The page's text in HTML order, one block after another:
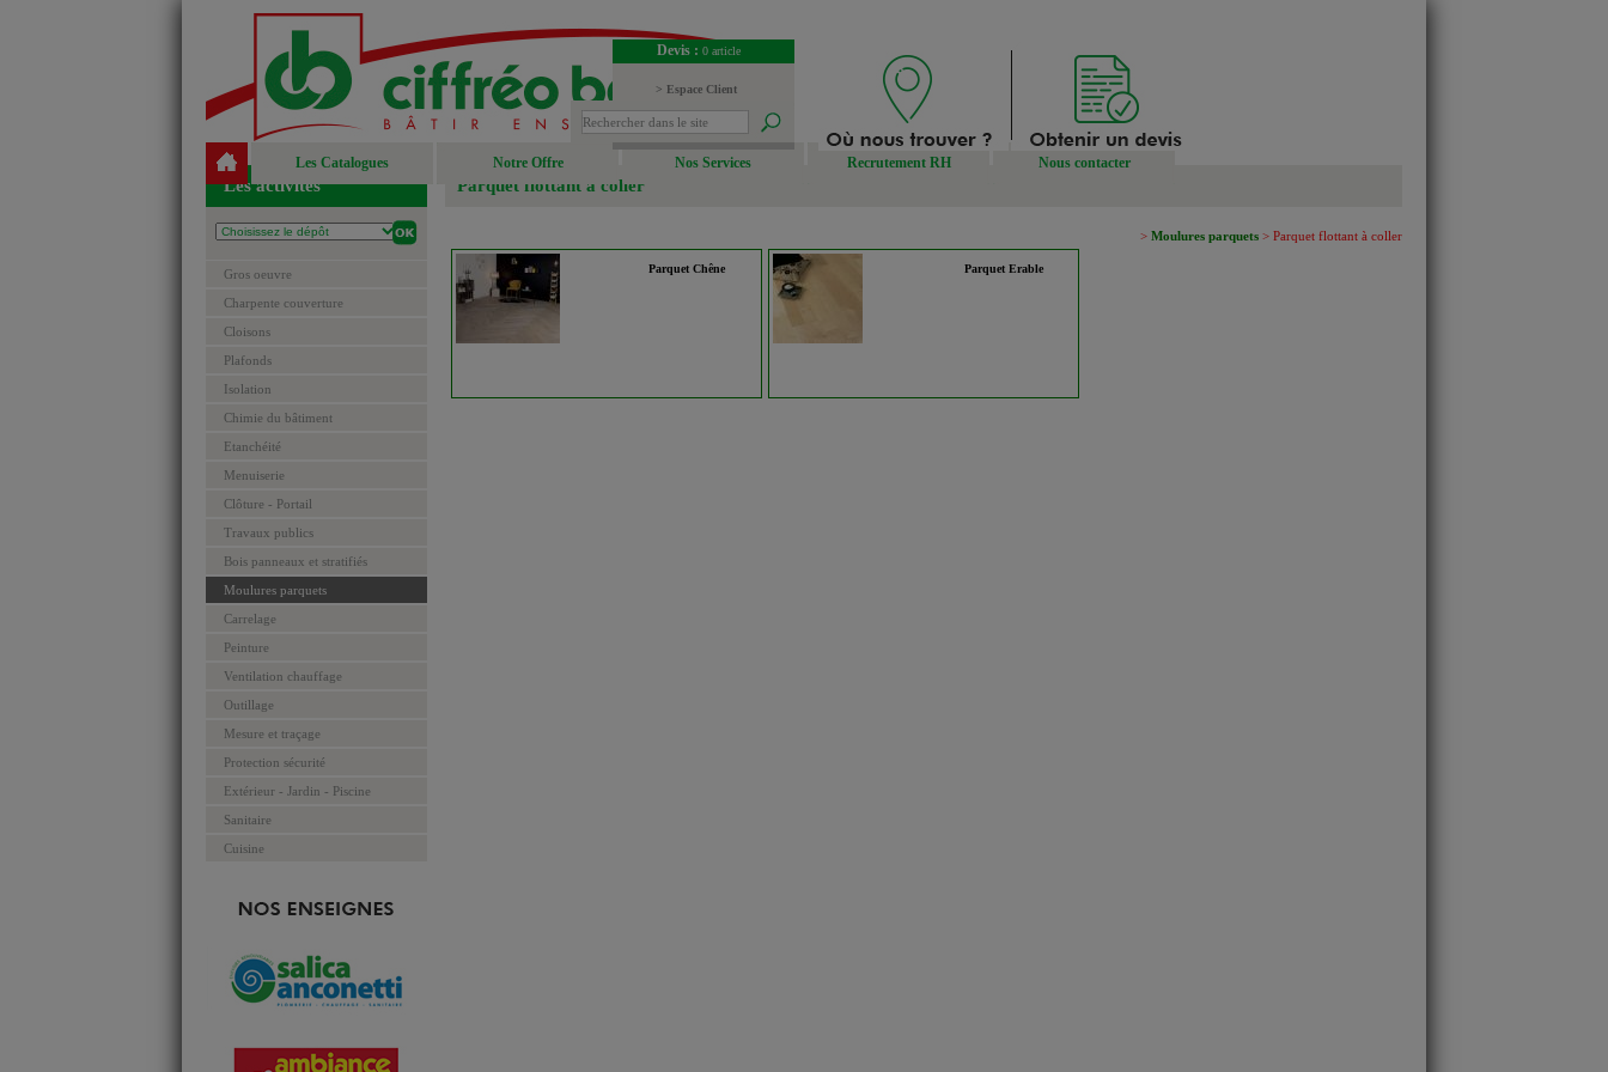
Devis : 0 article
> Espace Client
> Espace Fournisseur
Les Catalogues Notre Offre Nos Services Recrutement RH Nous contacter
Les activités
Gros oeuvre
Charpente couverture
Cloisons
Plafonds
Isolation
Chimie du bâtiment
Etanchéité
Menuiserie
Clôture - Portail
Travaux publics
Bois panneaux et stratifiés
Moulures parquets
Carrelage
Peinture
Ventilation chauffage
Outillage
Mesure et traçage
Protection sécurité
Extérieur - Jardin - Piscine
Sanitaire
Cuisine
Parquet flottant à coller
> Moulures parquets > Parquet flottant à coller
Parquet Chêne Parquet Erable